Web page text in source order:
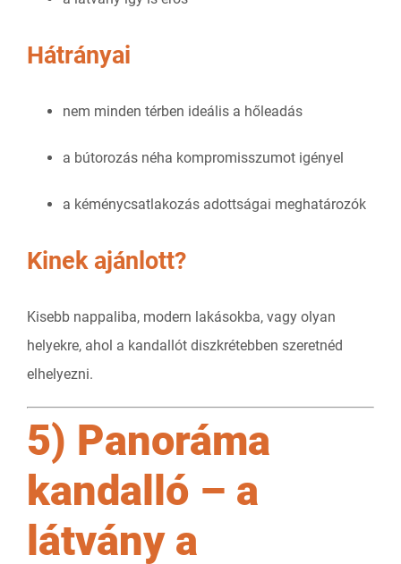
Hátrányai
nem minden térben ideális a hőleadás
a bútorozás néha kompromisszumot igényel
a kéménycsatlakozás adottságai meghatározók
Kinek ajánlott?
Kisebb nappaliba, modern lakásokba, vagy olyan
helyekre, ahol a kandallót diszkrétebben szeretnéd
elhelyezni.
5) Panoráma
kandalló – a
látvány a